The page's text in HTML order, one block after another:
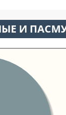
И